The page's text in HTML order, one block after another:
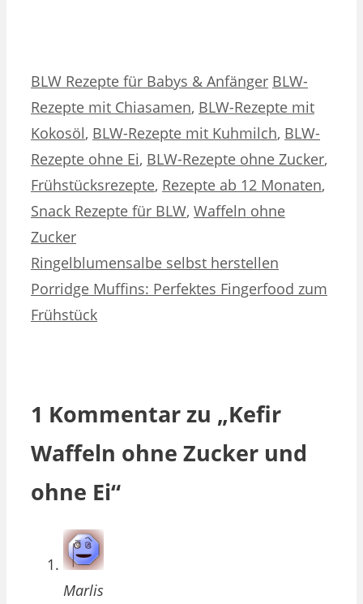
Kategorien
BLW Rezepte für Babys & Anfänger Schlagwörter
BLW-
Rezepte mit Chiasamen, BLW-Rezepte mit
Kokosöl, BLW-Rezepte mit Kuhmilch, BLW-
Rezepte ohne Ei, BLW-Rezepte ohne Zucker,
Frühstücksrezepte, Rezepte ab 12 Monaten,
Snack Rezepte für BLW, Waffeln ohne
Zucker
Ringelblumensalbe selbst herstellen
Porridge Muffins: Perfektes Fingerfood zum
Frühstück
1 Kommentar zu „Kefir
Waffeln ohne Zucker und
ohne Ei“
Marlis